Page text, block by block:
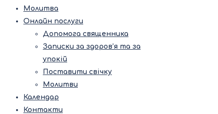
Молитва
Онлайн послуги
Допомога священника
Записки за здоров’я та за
упокій
Поставити свічку
Молитви
Календар
Контакти